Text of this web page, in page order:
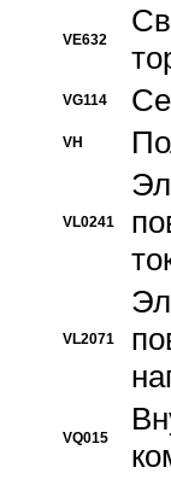
VE632
VG114
VH
VL0241
VL2071
VQ015